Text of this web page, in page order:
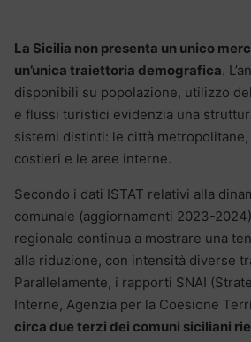
La Sicilia non presenta un unico
un’unica traiettoria demografica.
disponibili su popolazione, utilizzo
e flussi turistici evidenzia una
sistemi distinti: le città
costieri e le aree interne.
Secondo i dati ISTAT relativi alla
comunale (aggiornamenti 2023-
regionale continua a mostrare una
alla riduzione, con intensità diverse
Parallelamente, i rapporti SNAI
Interne, Agenzia per la Coesione
circa due terzi dei comuni siciliani